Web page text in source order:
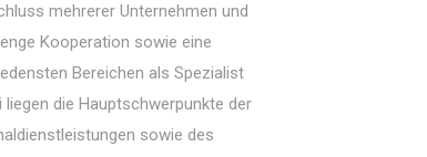
mehrerer Unternehmen und
Kooperation sowie eine
Bereichen als Spezialist
die Hauptschwerpunkte der
sowie des